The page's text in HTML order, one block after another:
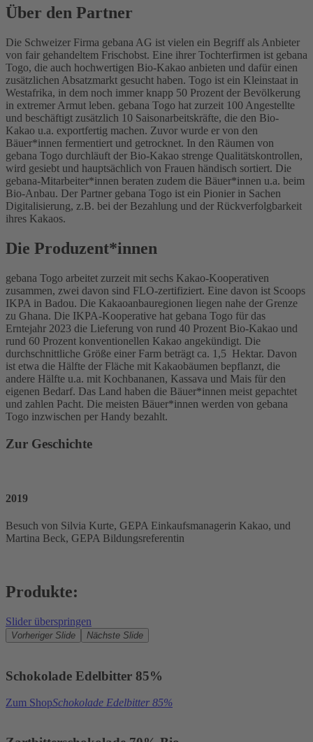
Über den Partner
Die Schweizer Firma gebana AG ist vielen ein Begriff als Anbieter
von fair gehandeltem Frischobst. Eine ihrer Tochterfirmen ist gebana
Togo, die auch hochwertigen Bio-Kakao anbieten und dafür einen
zusätzlichen Absatzmarkt gesucht haben. Togo ist ein Kleinstaat in
Westafrika, in dem noch immer knapp 50 Prozent der Bevölkerung
in extremer Armut leben. gebana Togo hat zurzeit 100 Angestellte
und beschäftigt zusätzlich 10 Saisonarbeitskräfte, die den Bio-
Kakao u.a. exportfertig machen. Zuvor wurde er von den
Bäuer*innen fermentiert und getrocknet. In den Räumen von
gebana Togo durchläuft der Bio-Kakao strenge Qualitätskontrollen,
wird gesiebt und hauptsächlich von Frauen händisch sortiert. Die
gebana-Mitarbeiter*innen beraten zudem die Bäuer*innen u.a. beim
Bio-Anbau. Der Partner gebana Togo ist ein Pionier in Sachen
Digitalisierung, z.B. bei der Bezahlung und der Rückverfolgbarkeit
ihres Kakaos.
Die Produzent*innen
gebana Togo arbeitet zurzeit mit sechs Kakao-Kooperativen
zusammen, zwei davon sind FLO-zertifiziert. Eine davon ist Scoops
IKPA in Badou. Die Kakaoanbauregionen liegen nahe der Grenze
zu Ghana. Die IKPA-Kooperative hat gebana Togo für das
Erntejahr 2023 die Lieferung von rund 40 Prozent Bio-Kakao und
rund 60 Prozent konventionellen Kakao angekündigt. Die
durchschnittliche Größe einer Farm beträgt ca. 1,5 Hektar. Davon
ist etwa die Hälfte der Fläche mit Kakaobäumen bepflanzt, die
andere Hälfte u.a. mit Kochbananen, Kassava und Mais für den
eigenen Bedarf. Das Land haben die Bäuer*innen meist gepachtet
und zahlen Pacht. Die meisten Bäuer*innen werden von gebana
Togo inzwischen per Handy bezahlt.
Zur Geschichte
2019
Besuch von Silvia Kurte, GEPA Einkaufsmanagerin Kakao, und
Martina Beck, GEPA Bildungsreferentin
Produkte:
Slider überspringen
Vorheriger Slide Nächste Slide
Schokolade Edelbitter 85%
Zum ShopSchokolade Edelbitter 85%